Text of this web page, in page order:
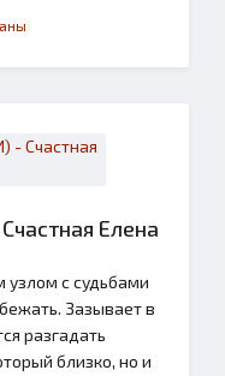
Елена
узлом с судьбами
Зазывает в
разгадать
близко, но и